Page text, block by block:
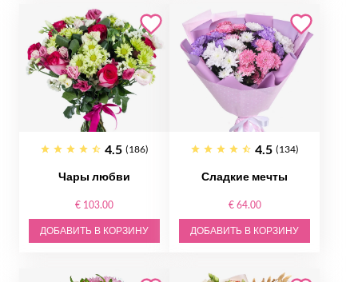
4.5 (186)
Чары любви
€ 103.00
ДОБАВИТЬ В КОРЗИНУ
4.5 (134)
Сладкие мечты
€ 64.00
ДОБАВИТЬ В КОРЗИНУ